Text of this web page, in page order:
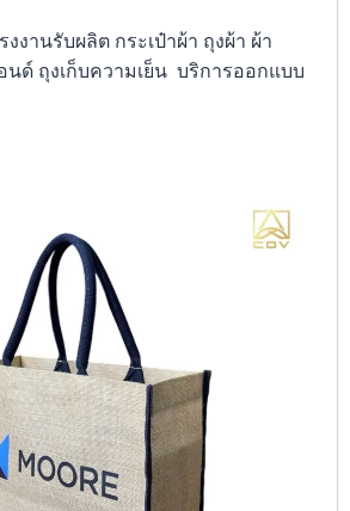
งงานรับผลิต กระเป๋าผ้า ถุงผ้า ผ้า
ด์ ถุงเก็บความเย็น บริการออกแบบ